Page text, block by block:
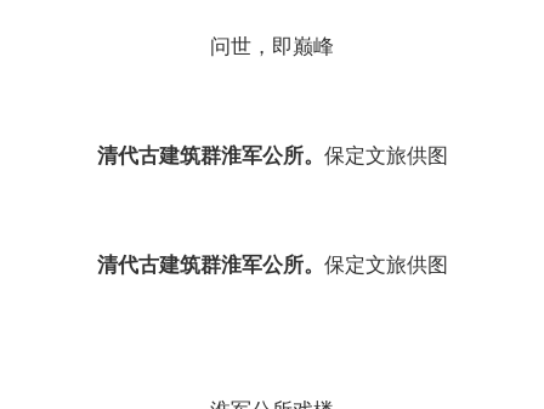
问世，即巅峰
清代古建筑群淮军公所。 保定文旅供图
清代古建筑群淮军公所。 保定文旅供图